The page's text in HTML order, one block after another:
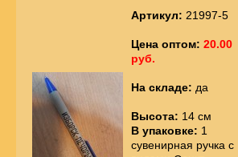
Артикул: 21997-5
Цена оптом: 20.00
руб.
На складе: да
Высота: 14 см
В упаковке: 1
сувенирная ручка с